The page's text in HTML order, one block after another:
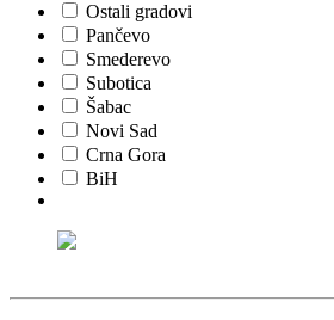
Ostali gradovi
Pančevo
Smederevo
Subotica
Šabac
Novi Sad
Crna Gora
BiH